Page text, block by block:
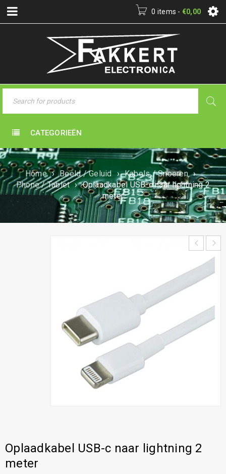
0 items - €0,00
CATEGORIEËN
Home › Beeld / Geluid › Kabels / Snoeren ›
Phone / Tablet › Oplaadkabel USB-c naar lightning 2
meter
Oplaadkabel USB-c naar lightning 2
meter